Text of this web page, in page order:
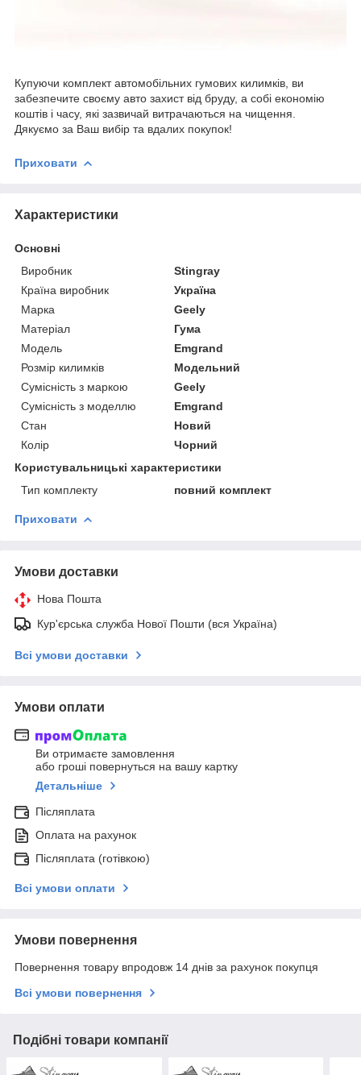
Купуючи комплект автомобільних гумових килимків, ви
забезпечите своєму авто захист від бруду, а собі економію
коштів і часу, які зазвичай витрачаються на чищення.
Дякуємо за Ваш вибір та вдалих покупок!
Приховати
Характеристики
Основні
Виробник
Stingray
Країна виробник
Україна
Марка
Geely
Матеріал
Гума
Модель
Emgrand
Розмір килимків
Модельний
Сумісність з маркою
Geely
Сумісність з моделлю
Emgrand
Стан
Новий
Колір
Чорний
Користувальницькі характеристики
Тип комплекту
повний комплект
Приховати
Умови доставки
Нова Пошта
Кур'єрська служба Нової Пошти (вся Україна)
Всі умови доставки
Умови оплати
Ви отримаєте замовлення
або гроші повернуться на вашу картку
Детальніше
Післяплата
Оплата на рахунок
Післяплата (готівкою)
Всі умови оплати
Умови повернення
Повернення товару впродовж 14 днів за рахунок покупця
Всі умови повернення
Подібні товари компанії